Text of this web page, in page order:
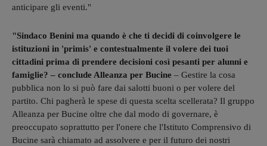
anticipare gli eventi."
"Sindaco Benini ma quando è che ti decidi di coinvolgere le
istituzioni in 'primis' e contestualmente il volere dei tuoi
cittadini prima di prendere decisioni così pesanti per alunni e
famiglie? – conclude Alleanza per Bucine – Gestire la cosa
pubblica non lo si può fare dai salotti buoni o per volere del
partito. Chi pagherà le spese di questa scelta scellerata? Il gruppo
Alleanza per Bucine oltre che dal modo di governare, è
preoccupato soprattutto per l'onere che l'Istituto Comprensivo di
Bucine sarà chiamato ad assolvere e per il futuro dei nostri